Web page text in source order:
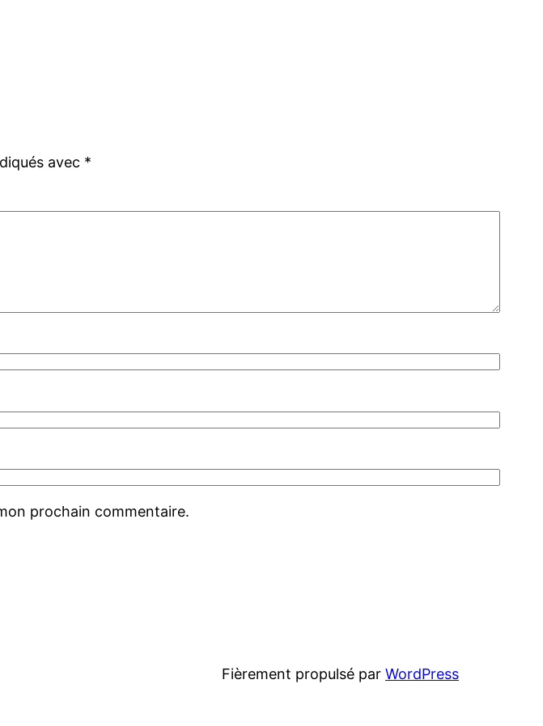
avec *
prochain commentaire.
Fièrement propulsé par WordPress